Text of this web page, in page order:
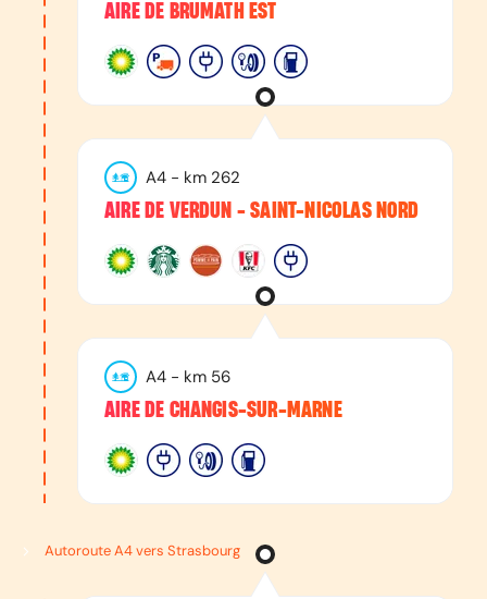
AIRE DE BRUMATH EST
A4 - km 262
AIRE DE VERDUN - SAINT-NICOLAS NORD
A4 - km 56
AIRE DE CHANGIS-SUR-MARNE
Autoroute A4 vers Strasbourg